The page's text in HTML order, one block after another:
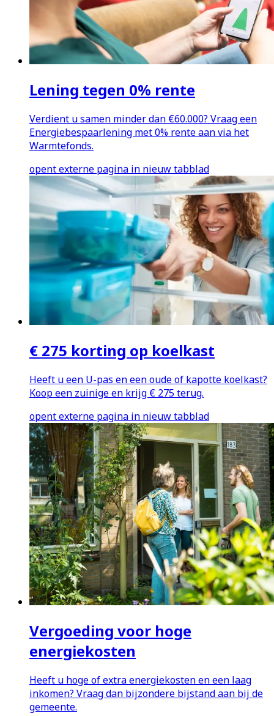
Lening tegen 0% rente
Verdient u samen minder dan €60.000? Vraag een
Energiebespaarlening met 0% rente aan via het
Warmtefonds.
opent externe pagina in nieuw tabblad
€ 275 korting op koelkast
Heeft u een U-pas en een oude of kapotte koelkast?
Koop een zuinige en krijg € 275 terug.
opent externe pagina in nieuw tabblad
Vergoeding voor hoge
energiekosten
Heeft u hoge of extra energiekosten en een laag
inkomen? Vraag dan bijzondere bijstand aan bij de
gemeente.